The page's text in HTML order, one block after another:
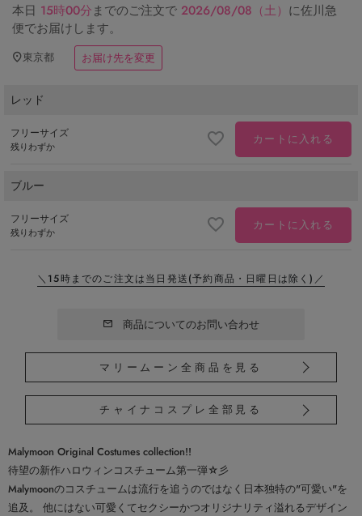
本日 15時00分までのご注文で 2026/08/08（土） に佐川急
便でお届けします。
東京都 お届け先を変更
レッド
フリーサイズ
残りわずか カートに入れる
ブルー
フリーサイズ
残りわずか カートに入れる
＼15時までのご注文は当日発送(予約商品・日曜日は除く)／
商品についてのお問い合わせ
マリームーン全商品を見る
チャイナコスプレ全部見る
Malymoon Original Costumes collection!!
待望の新作ハロウィンコスチューム第一弾☆彡
Malymoonのコスチュームは流行を追うのではなく日本独特の"可愛い"を
追及。 他にはない可愛くてセクシーかつオリジナリティ溢れるデザイン